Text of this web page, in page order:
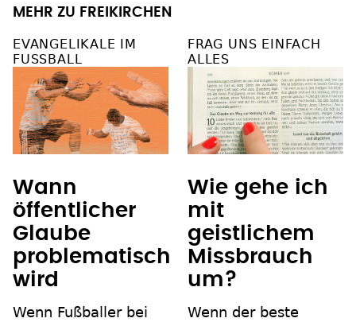
MEHR ZU FREIKIRCHEN
EVANGELIKALE IM
FUSSBALL
Wann
öffentlicher
Glaube
problematisch
wird
Wenn Fußballer bei
FRAG UNS EINFACH
ALLES
Wie gehe ich
mit
geistlichem
Missbrauch
um?
Wenn der beste